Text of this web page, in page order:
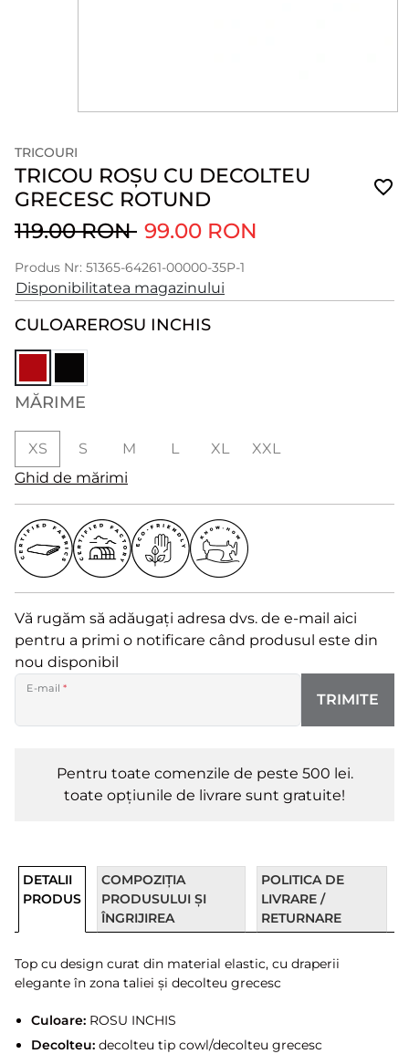
TRICOURI
TRICOU ROȘU CU DECOLTEU
GRECESC ROTUND
119.00 RON 99.00 RON
Produs Nr: 51365-64261-00000-35P-1
Disponibilitatea magazinului
CULOAREROSU INCHIS
MĂRIME
XS S M L XL
XXL
Ghid de mărimi
Vă rugăm să adăugați adresa dvs. de e-mail aici
pentru a primi o notificare când produsul este din
nou disponibil
E-mail*
TRIMITE
Pentru toate comenzile de peste 500 lei.
toate opțiunile de livrare sunt gratuite!
DETALII
PRODUS
COMPOZIȚIA
PRODUSULUI ȘI
ÎNGRIJIREA
POLITICA DE
LIVRARE /
RETURNARE
Top cu design curat din material elastic, cu draperii
elegante în zona taliei și decolteu grecesc
Culoare:ROSU INCHIS
Decolteu:decolteu tip cowl/decolteu grecesc